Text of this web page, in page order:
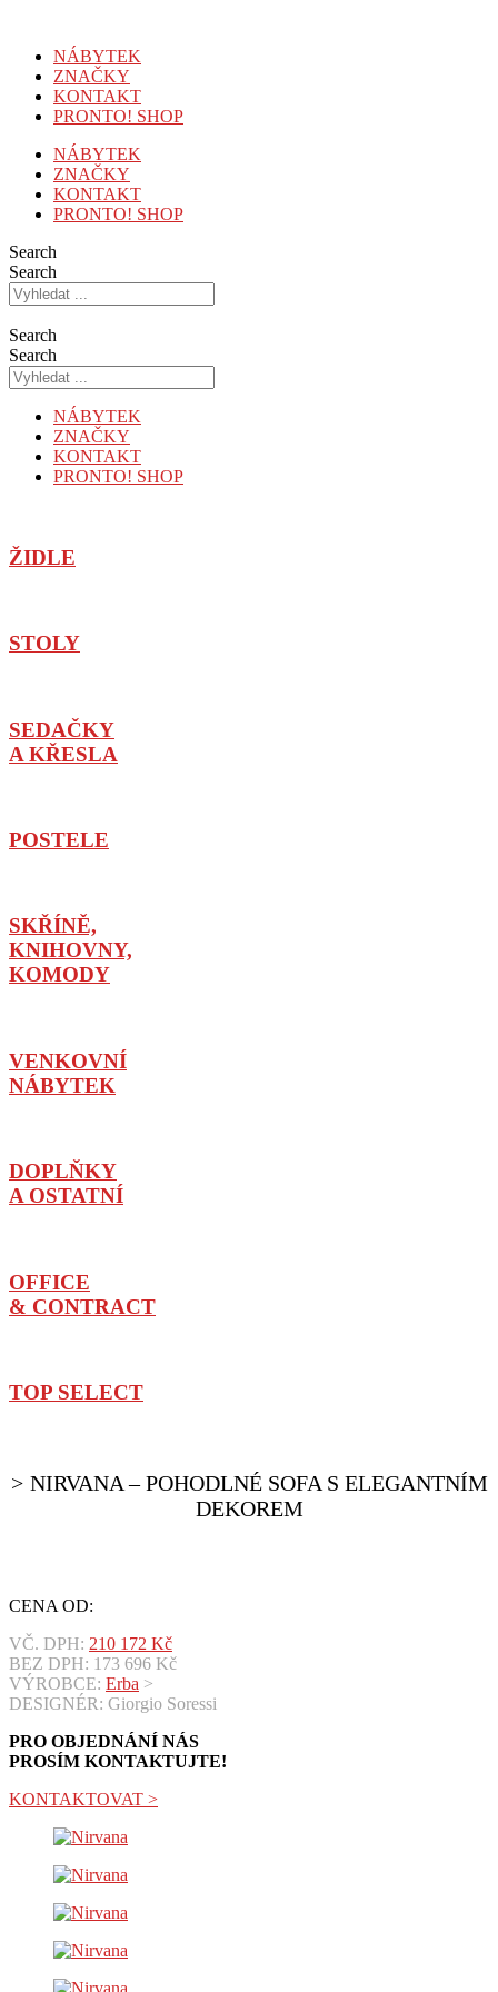
obsahuNÁBYTEK
ZNAČKY
KONTAKT
PRONTO! SHOP
NÁBYTEK
ZNAČKY
KONTAKT
PRONTO! SHOP
Search
Search
Search
Search
NÁBYTEK
ZNAČKY
KONTAKT
PRONTO! SHOP
ŽIDLE
STOLY
SEDAČKY
A KŘESLA
POSTELE
SKŘÍNĚ,
KNIHOVNY,
KOMODY
VENKOVNÍ
NÁBYTEK
DOPLŇKY
A OSTATNÍ
OFFICE
& CONTRACT
TOP SELECT
NIRVANA – POHODLNÉ SOFA S ELEGANTNÍM
DEKOREM
CENA OD:
VČ. DPH: 210 172 Kč
BEZ DPH: 173 696 Kč
VÝROBCE: Erba >
DESIGNÉR: Giorgio Soressi
PRO OBJEDNÁNÍ NÁS
PROSÍM KONTAKTUJTE!
KONTAKTOVAT >